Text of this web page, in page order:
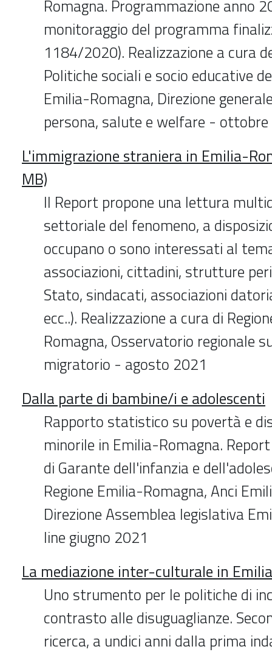
Romagna. Programmazione anno
monitoraggio del programma
1184/2020). Realizzazione a cura
Politiche sociali e socio educative
Emilia-Romagna, Direzione
persona, salute e welfare -
L'immigrazione straniera in Emilia-
MB)
Il Report propone una lettura
settoriale del fenomeno, a
occupano o sono interessati al
associazioni, cittadini, strutture
Stato, sindacati, associazioni
ecc..). Realizzazione a cura di
Romagna, Osservatorio regionale
migratorio - agosto 2021
Dalla parte di bambine/i e adolescenti
Rapporto statistico su povertà e
minorile in Emilia-Romagna.
di Garante dell'infanzia e
Regione Emilia-Romagna, Anci
Direzione Assemblea legislativa
line giugno 2021
La mediazione inter-culturale in
Uno strumento per le politiche di
contrasto alle disuguaglianze.
ricerca, a undici anni dalla prima